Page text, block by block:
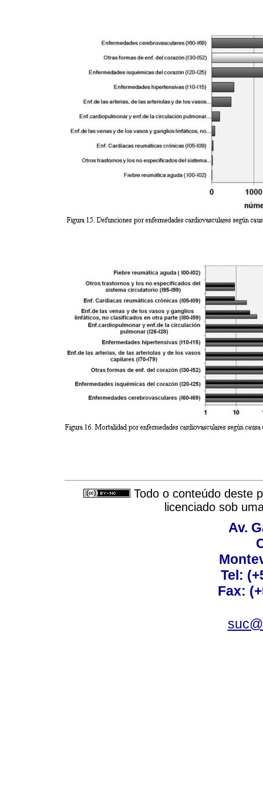
Todo o conteúdo deste
licenciado sob
Av.
Tel:
Fax: